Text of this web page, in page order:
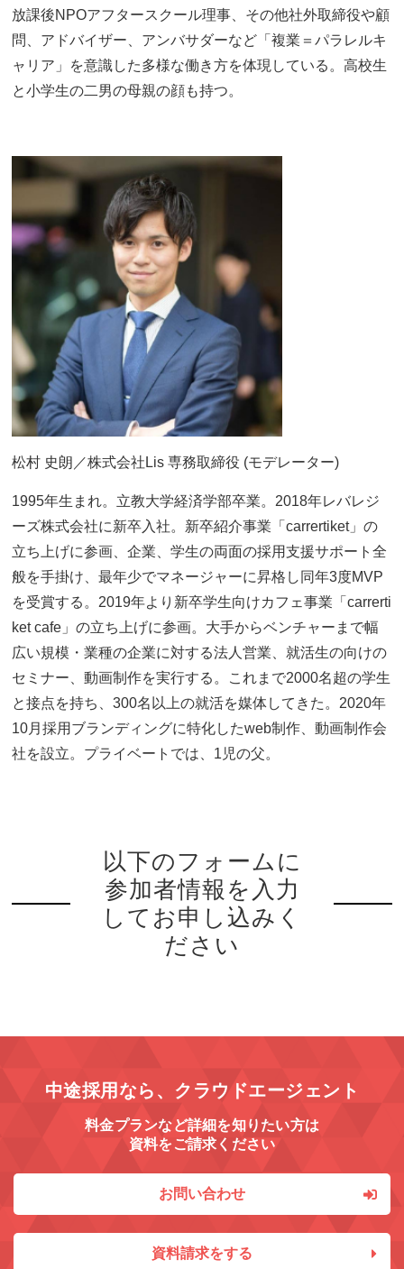
放課後NPOアフタースクール理事、その他社外取締役や顧
問、アドバイザー、アンバサダーなど「複業＝パラレルキ
ャリア」を意識した多様な働き方を体現している。高校生
と小学生の二男の母親の顔も持つ。
松村 史朗／株式会社Lis 専務取締役 (モデレーター)
1995年生まれ。立教大学経済学部卒業。2018年レバレジ
ーズ株式会社に新卒入社。新卒紹介事業「carrertiket」の
立ち上げに参画、企業、学生の両面の採用支援サポート全
般を手掛け、最年少でマネージャーに昇格し同年3度MVP
を受賞する。2019年より新卒学生向けカフェ事業「carrerti
ket cafe」の立ち上げに参画。大手からベンチャーまで幅
広い規模・業種の企業に対する法人営業、就活生の向けの
セミナー、動画制作を実行する。これまで2000名超の学生
と接点を持ち、300名以上の就活を媒体してきた。2020年
10月採用ブランディングに特化したweb制作、動画制作会
社を設立。プライベートでは、1児の父。
以下のフォームに
参加者情報を入力
してお申し込みく
ださい
中途採用なら、クラウドエージェント
料金プランなど詳細を知りたい方は
資料をご請求ください
お問い合わせ
資料請求をする